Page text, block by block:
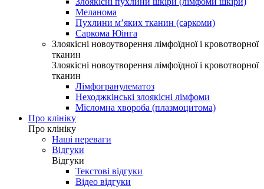
Меланома
Пухлини м’яких тканин (саркоми)
Саркома Юінга
Злоякісні новоутворення лімфоїдної і кровотворної
тканин
Злоякісні новоутворення лімфоїдної і кровотворної
тканин
Лімфогранулематоз
Неходжкінські злоякісні лімфоми
Мієломна хвороба (плазмоцитома)
Про клініку
Про клініку
Наші переваги
Відгуки
Відгуки
Текстові відгуки
Відео відгуки